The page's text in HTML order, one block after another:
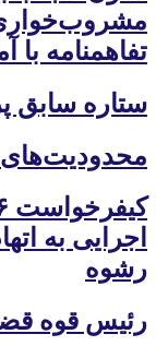
تفاهمنامه
ستاره سابق
محدودیت‌های
اجرایی به
رشوه
رئیس قوه